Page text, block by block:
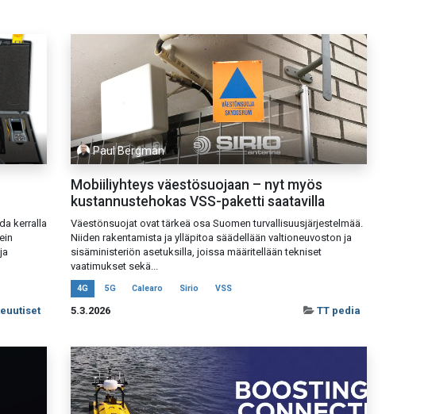
kerralla
Paul Bergman
Mobiiliyhteys väestösuojaan – nyt myös
kustannustehokas VSS-paketti saatavilla
Väestönsuojat ovat tärkeä osa Suomen turvallisuusjärjestelmää.
Niiden rakentamista ja ylläpitoa säädellään valtioneuvoston ja
sisäministeriön asetuksilla, joissa määritellään tekniset
vaatimukset sekä...
4G 5G Calearo Sirio VSS
5.3.2026 TT pedia